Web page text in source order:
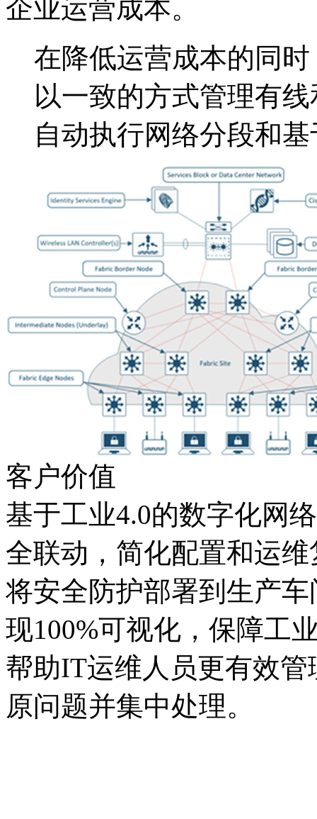
企业运营成本。
在降低运营成本的同时
以一致的方式管理有
自动执行网络分段和
客户价值
基于工业4.0的数字化网络
全联动，简化配置和运
将安全防护部署到生产车间
现100%可视化，保障
帮助IT运维人员更有效管
原问题并集中处理。